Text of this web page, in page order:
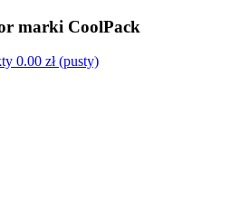
marki CoolPack
0.00 zł (pusty)